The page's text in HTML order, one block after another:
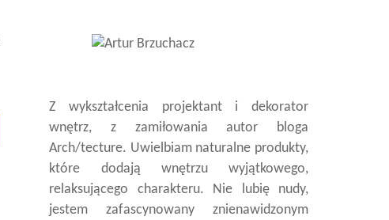
Z wykształcenia projektant i dekorator
wnętrz, z zamiłowania autor bloga
Arch/tecture. Uwielbiam naturalne produkty,
które dodają wnętrzu wyjątkowego,
relaksującego charakteru. Nie lubię nudy,
jestem zafascynowany znienawidzonym